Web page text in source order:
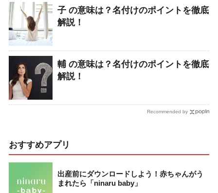
子 の意味は？名付けのポイントを徹底
解説！
輔 の意味は？名付けのポイントを徹底
解説！
Recommended by
おすすめアプリ
出産前にダウンロードしよう！赤ちゃんがう
まれたら「ninaru baby」